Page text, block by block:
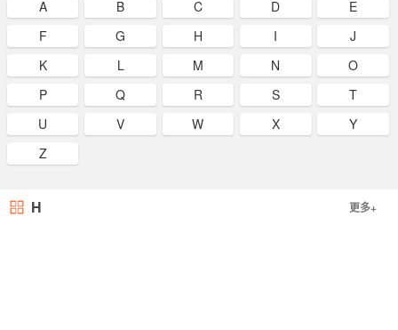
A B C D
E
F
G H I
J
K
L M N
O
P
Q R S
T
U
V W X
Y
Z
H 更多+